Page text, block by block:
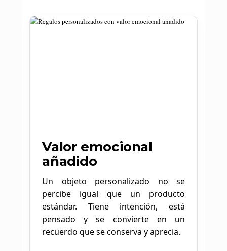
Valor emocional
añadido
Un objeto personalizado no se
percibe igual que un producto
estándar. Tiene intención, está
pensado y se convierte en un
recuerdo que se conserva y aprecia.